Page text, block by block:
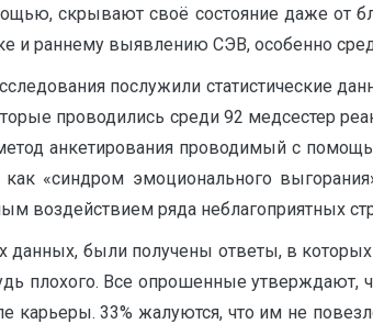
скрывают своё состояние даже от
и раннему выявлению СЭВ, особенно
послужили статистические
проводились среди 92 медсестер
анкетирования проводимый с
как «синдром эмоционального
воздействием ряда неблагоприятных
данных, были получены ответы, в которых
плохого. Все опрошенные утверждают,
33% жалуются, что им не